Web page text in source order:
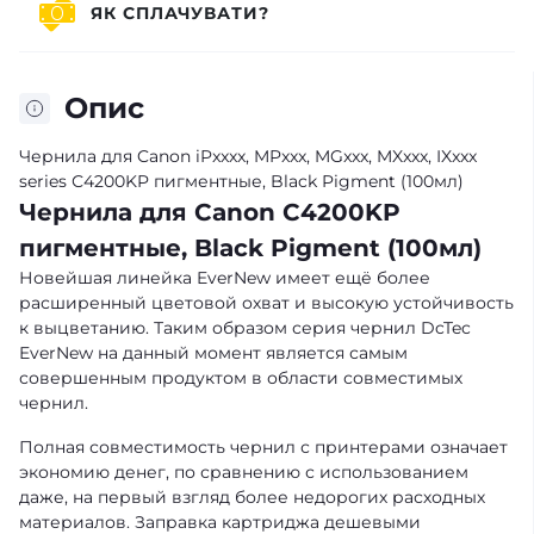
Опис
Чернила для Canon iPxxxx, MPxxx, MGxxx, MXxxx, IXxxx
series С4200KP пигментные, Black Pigment (100мл)
Чернила для Canon С4200KP
пигментные, Black Pigment (100мл)
Новейшая линейка EverNew имеет ещё более
расширенный цветовой охват и высокую устойчивость
к выцветанию. Таким образом серия чернил DcTec
EverNew на данный момент является самым
совершенным продуктом в области совместимых
чернил.
Полная совместимость чернил с принтерами означает
экономию денег, по сравнению с использованием
даже, на первый взгляд более недорогих расходных
материалов. Заправка картриджа дешевыми
ЯК СПЛАЧУВАТИ?